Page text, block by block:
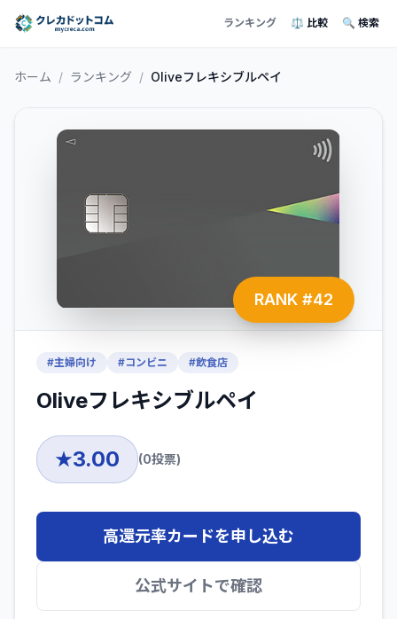
ランキング ⚖️ 比較 🔍 検索
ホーム / ランキング / Oliveフレキシブルペイ
RANK #42
#主婦向け #コンビニ #飲食店
Oliveフレキシブルペイ
★3.00 (0投票)
高還元率カードを申し込む
公式サイトで確認